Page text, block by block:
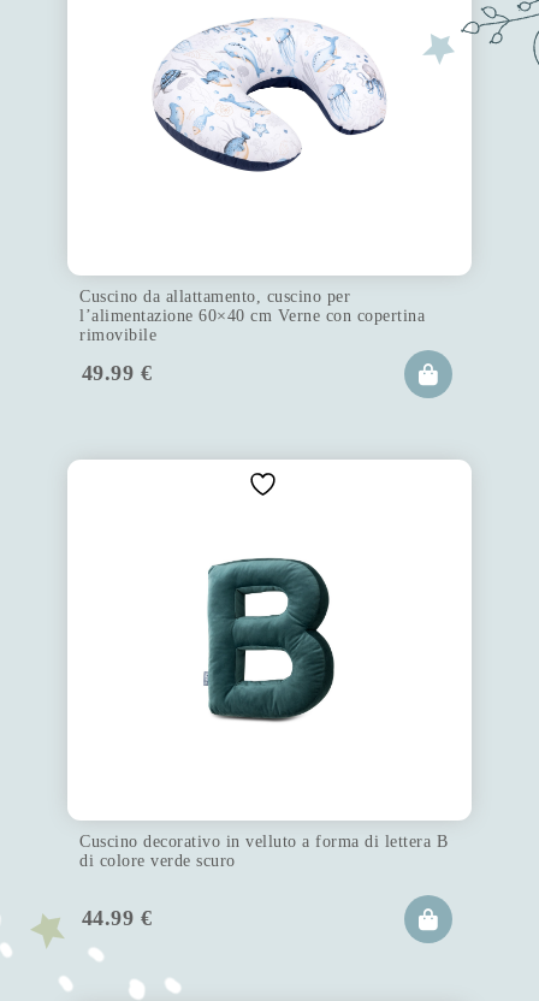
Cuscino da allattamento, cuscino per
l’alimentazione 60×40 cm Verne con copertina
rimovibile
49.99 €
Cuscino decorativo in velluto a forma di lettera B
di colore verde scuro
44.99 €